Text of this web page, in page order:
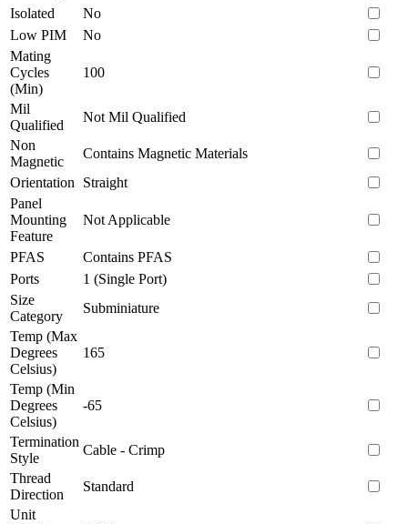
Isolated
No
Low PIM
No
Mating
Cycles
(Min)
100
Mil
Qualified
Not Mil Qualified
Non
Magnetic
Contains Magnetic Materials
Orientation
Straight
Panel
Mounting
Feature
Not Applicable
PFAS
Contains PFAS
Ports
1 (Single Port)
Size
Category
Subminiature
Temp (Max
Degrees
Celsius)
165
Temp (Min
Degrees
Celsius)
-65
Termination
Style
Cable - Crimp
Thread
Direction
Standard
Unit